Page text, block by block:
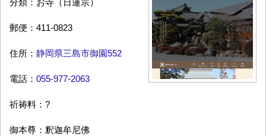
分類：お寺（日蓮宗）
郵便：411-0823
住所： 静岡県三島市御園552
電話： 055-977-2063
祈祷料：?
御本尊：釈迦牟尼佛